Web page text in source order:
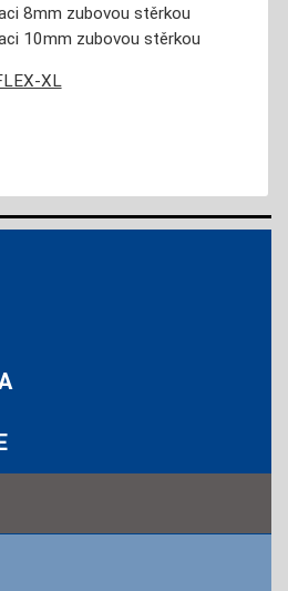
8mm zubovou stěrkou
10mm zubovou stěrkou
XL